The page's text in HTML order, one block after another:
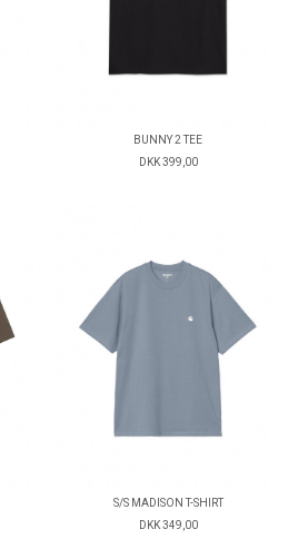
BUNNY 2 TEE
DKK 399,00
S/S MADISON T-SHIRT
DKK 349,00